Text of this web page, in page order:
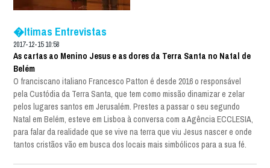
�ltimas Entrevistas
2017-12-15 10:58
As cartas ao Menino Jesus e as dores da Terra Santa no Natal de
Belém
O franciscano italiano Francesco Patton é desde 2016 o responsável
pela Custódia da Terra Santa, que tem como missão dinamizar e zelar
pelos lugares santos em Jerusalém. Prestes a passar o seu segundo
Natal em Belém, esteve em Lisboa à conversa com a Agência ECCLESIA,
para falar da realidade que se vive na terra que viu Jesus nascer e onde
tantos cristãos vão em busca dos locais mais simbólicos para a sua fé.